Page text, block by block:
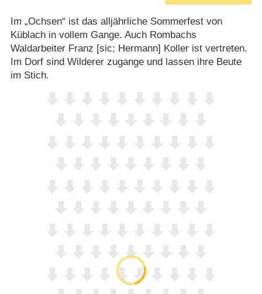
Im „Ochsen“ ist das alljährliche Sommerfest von
Küblach in vollem Gange. Auch Rombachs
Waldarbeiter Franz [sic; Hermann] Koller ist vertreten.
Im Dorf sind Wilderer zugange und lassen ihre Beute
im Stich.